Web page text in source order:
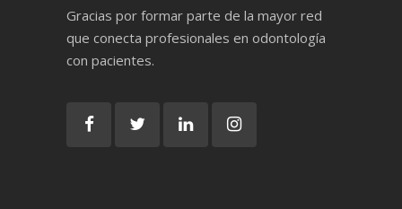
Gracias por formar parte de la mayor red
que conecta profesionales en odontología
con pacientes.